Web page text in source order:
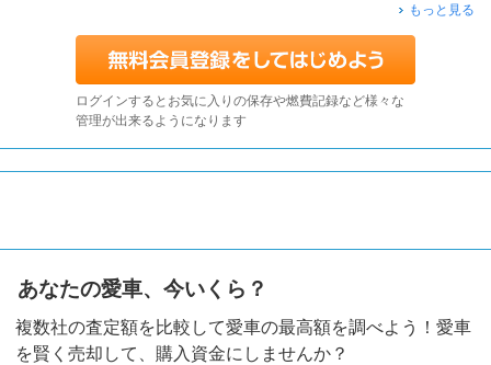
もっと見る
ログインするとお気に入りの保存や燃費記録など様々な
管理が出来るようになります
あなたの愛車、今いくら？
複数社の査定額を比較して愛車の最高額を調べよう！愛車
を賢く売却して、購入資金にしませんか？